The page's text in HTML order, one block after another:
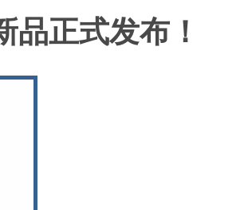
品正式发布！